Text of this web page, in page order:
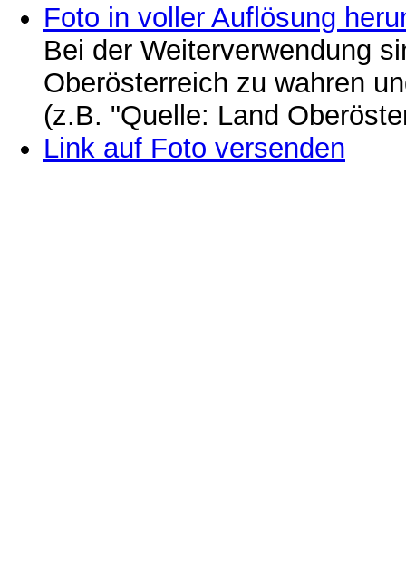
Foto in voller Auflösung
Bei der Weiterverwendung
Oberösterreich zu wahren
(z.B. "Quelle: Land
Link auf Foto versenden